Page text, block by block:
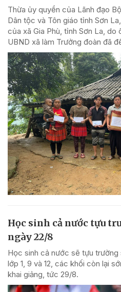
Thừa ủy quyền của Lãnh đạo
Dân tộc và Tôn giáo tỉnh Sơn
của xã Gia Phù, tỉnh Sơn La,
UBND xã làm Trưởng đoàn đã
Học sinh cả nước tựu
ngày 22/8
Học sinh cả nước sẽ tựu trường
lớp 1, 9 và 12, các khối còn lại
khai giảng, tức 29/8.